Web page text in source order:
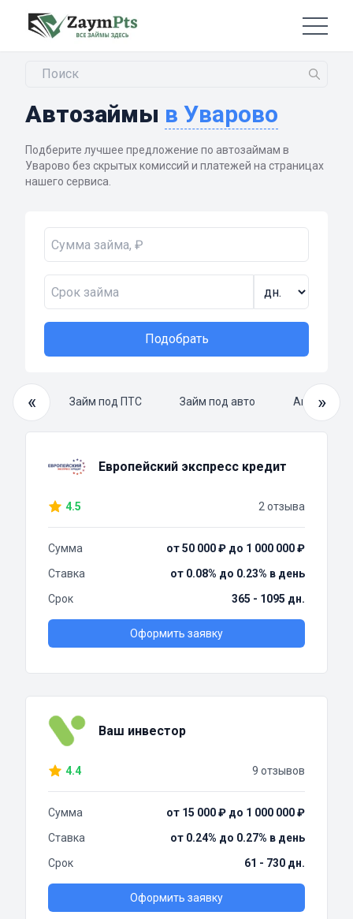
Автозаймы в Уварово
Подберите лучшее предложение по автозаймам в
Уварово без скрытых комиссий и платежей на страницах
нашего сервиса.
Подобрать
«
займ Займ под ПТС Займ под авто »
Европейский экспресс кредит
4.5 2 отзыва
Сумма
от 50 000 ₽ до 1 000 000 ₽
Ставка
от 0.08% до 0.23% в день
Срок
365 - 1095 дн.
Оформить заявку
Ваш инвестор
4.4 9 отзывов
Сумма
от 15 000 ₽ до 1 000 000 ₽
Ставка
от 0.24% до 0.27% в день
Срок
61 - 730 дн.
Оформить заявку